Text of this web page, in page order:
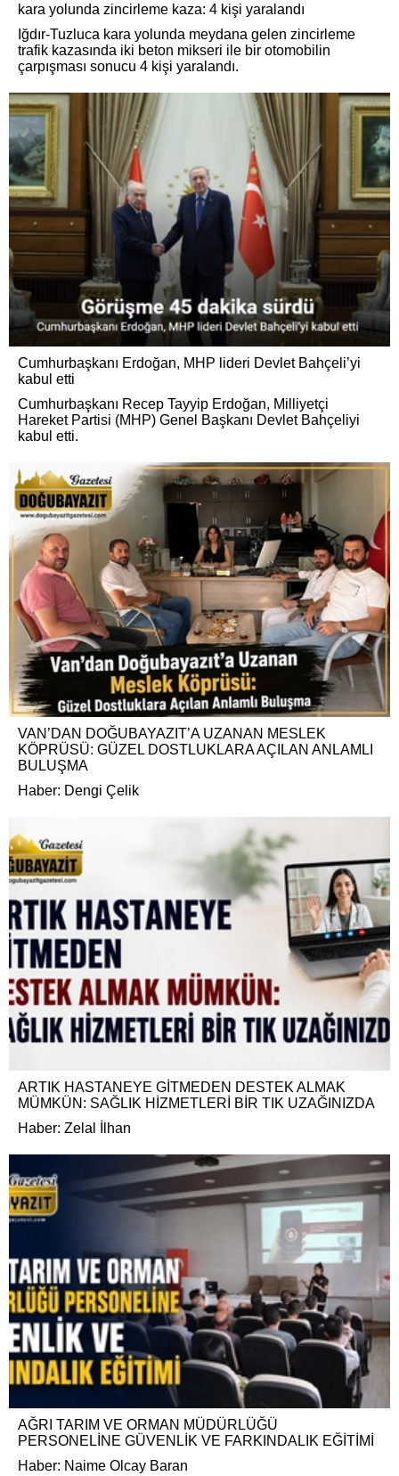
kara yolunda zincirleme kaza: 4 kişi yaralandı
Iğdır-Tuzluca kara yolunda meydana gelen zincirleme
trafik kazasında iki beton mikseri ile bir otomobilin
çarpışması sonucu 4 kişi yaralandı.
Cumhurbaşkanı Erdoğan, MHP lideri Devlet Bahçeli’yi
kabul etti
Cumhurbaşkanı Recep Tayyip Erdoğan, Milliyetçi
Hareket Partisi (MHP) Genel Başkanı Devlet Bahçeliyi
kabul etti.
VAN’DAN DOĞUBAYAZIT’A UZANAN MESLEK
KÖPRÜSÜ: GÜZEL DOSTLUKLARA AÇILAN ANLAMLI
BULUŞMA
Haber: Dengi Çelik
ARTIK HASTANEYE GİTMEDEN DESTEK ALMAK
MÜMKÜN: SAĞLIK HİZMETLERİ BİR TIK UZAĞINIZDA
Haber: Zelal İlhan
AĞRI TARIM VE ORMAN MÜDÜRLÜĞÜ
PERSONELİNE GÜVENLİK VE FARKINDALIK EĞİTİMİ
Haber: Naime Olcay Baran